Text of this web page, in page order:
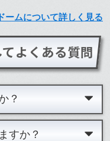
ームについて詳しく見る
よくある質問
？
すか？